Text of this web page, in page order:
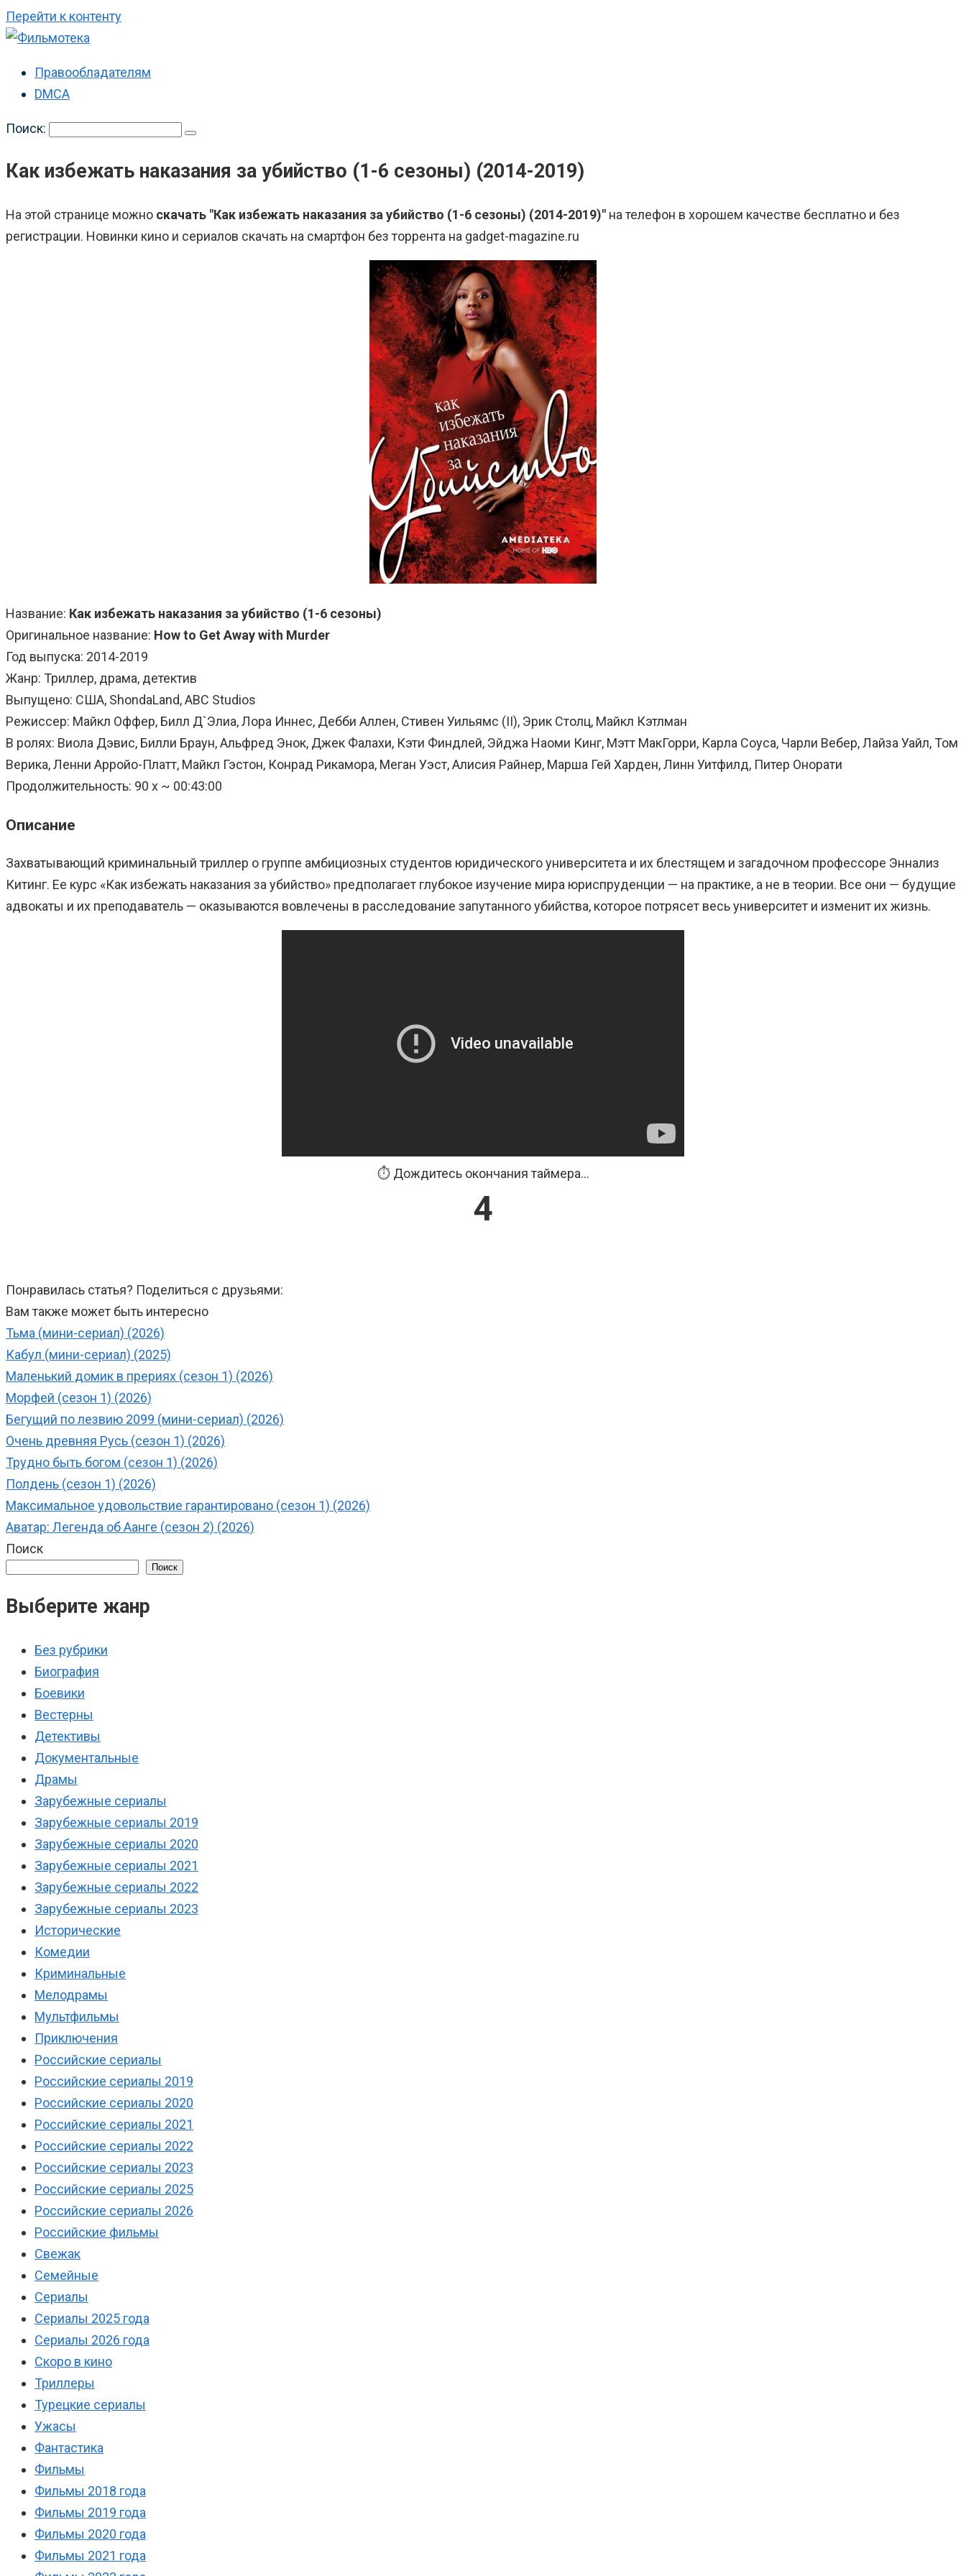
Перейти к контенту
Правообладателям
DMCA
Поиск:
Как избежать наказания за убийство (1-6 сезоны) (2014-2019)
На этой странице можно скачать "Как избежать наказания за убийство (1-6 сезоны) (2014-2019)" на телефон в хорошем качестве бесплатно и без
регистрации. Новинки кино и сериалов скачать на смартфон без торрента на gadget-magazine.ru
Название: Как избежать наказания за убийство (1-6 сезоны)
Оригинальное название: How to Get Away with Murder
Год выпуска: 2014-2019
Жанр: Триллер, драма, детектив
Выпущено: США, ShondaLand, ABC Studios
Режиссер: Майкл Оффер, Билл Д`Элиа, Лора Иннес, Дебби Аллен, Стивен Уильямс (II), Эрик Столц, Майкл Кэтлман
В ролях: Виола Дэвис, Билли Браун, Альфред Энок, Джек Фалахи, Кэти Финдлей, Эйджа Наоми Кинг, Мэтт МакГорри, Карла Соуса, Чарли Вебер, Лайза Уайл, Том
Верика, Ленни Арройо-Платт, Майкл Гэстон, Конрад Рикамора, Меган Уэст, Алисия Райнер, Марша Гей Харден, Линн Уитфилд, Питер Онорати
Продолжительность: 90 x ~ 00:43:00
Описание
Захватывающий криминальный триллер о группе амбициозных студентов юридического университета и их блестящем и загадочном профессоре Эннализ
Китинг. Ее курс «Как избежать наказания за убийство» предполагает глубокое изучение мира юриспруденции — на практике, а не в теории. Все они — будущие
адвокаты и их преподаватель — оказываются вовлечены в расследование запутанного убийства, которое потрясет весь университет и изменит их жизнь.
⏱️ Дождитесь окончания таймера...
3
Понравилась статья? Поделиться с друзьями:
Вам также может быть интересно
Тьма (мини-сериал) (2026)
Кабул (мини-сериал) (2025)
Маленький домик в прериях (сезон 1) (2026)
Морфей (сезон 1) (2026)
Бегущий по лезвию 2099 (мини-сериал) (2026)
Очень древняя Русь (сезон 1) (2026)
Трудно быть богом (сезон 1) (2026)
Полдень (сезон 1) (2026)
Максимальное удовольствие гарантировано (сезон 1) (2026)
Аватар: Легенда об Аанге (сезон 2) (2026)
Поиск
Поиск
Выберите жанр
Без рубрики
Биография
Боевики
Вестерны
Детективы
Документальные
Драмы
Зарубежные сериалы
Зарубежные сериалы 2019
Зарубежные сериалы 2020
Зарубежные сериалы 2021
Зарубежные сериалы 2022
Зарубежные сериалы 2023
Исторические
Комедии
Криминальные
Мелодрамы
Мультфильмы
Приключения
Российские сериалы
Российские сериалы 2019
Российские сериалы 2020
Российские сериалы 2021
Российские сериалы 2022
Российские сериалы 2023
Российские сериалы 2025
Российские сериалы 2026
Российские фильмы
Свежак
Семейные
Сериалы
Сериалы 2025 года
Сериалы 2026 года
Скоро в кино
Триллеры
Турецкие сериалы
Ужасы
Фантастика
Фильмы
Фильмы 2018 года
Фильмы 2019 года
Фильмы 2020 года
Фильмы 2021 года